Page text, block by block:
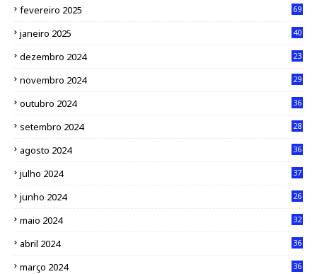
fevereiro 2025 69
janeiro 2025 40
dezembro 2024 23
novembro 2024 29
outubro 2024 36
setembro 2024 28
agosto 2024 36
julho 2024 37
junho 2024 26
maio 2024 32
abril 2024 36
março 2024 36